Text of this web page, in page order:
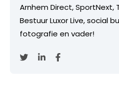
Arnhem Direct, SportNext,
Bestuur Luxor Live, social
fotografie en vader!